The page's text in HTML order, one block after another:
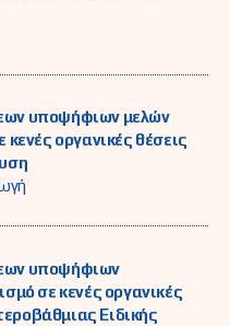
υποψήφιων μελών
οργανικές θέσεις
υποψήφιων
σε κενές οργανικές
Ειδικής